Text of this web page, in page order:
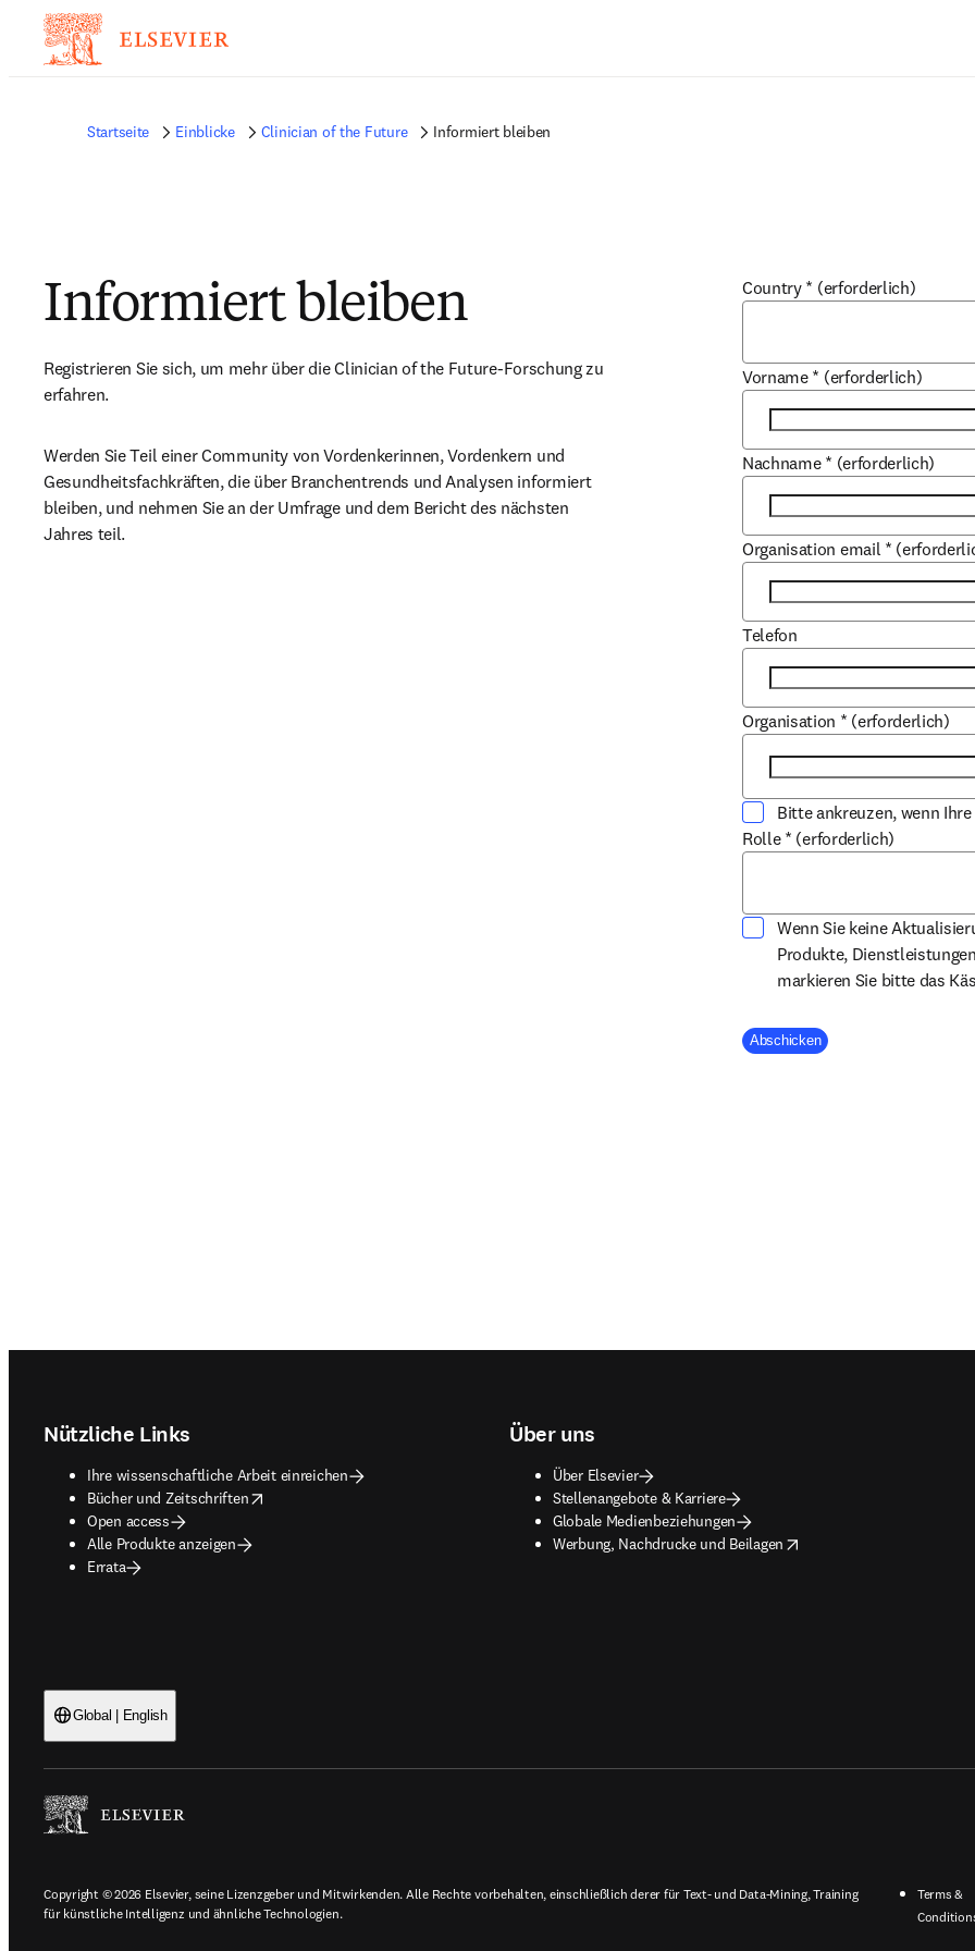
Startseite Einblicke Clinician of the Future Informiert bleiben
Informiert bleiben
Registrieren Sie sich, um mehr über die Clinician of the Future-Forschung zu
erfahren.
Werden Sie Teil einer Community von Vordenkerinnen, Vordenkern und
Gesundheitsfachkräften, die über Branchentrends und Analysen informiert
bleiben, und nehmen Sie an der Umfrage und dem Bericht des nächsten
Jahres teil.
Country * (erforderlich)
Vorname * (erforderlich)
Nachname * (erforderlich)
Organisation email *
Telefon
Organisation * (erforderlich)
Bitte ankreuzen, wenn
Rolle * (erforderlich)
Wenn Sie keine
Produkte,
markieren Sie bitte das
Company Division
Abschicken
Nützliche Links
Ihre wissenschaftliche Arbeit einreichen
Bücher und Zeitschriften
opens in new tab/window
Open access
Alle Produkte anzeigen
Errata
Über uns
Über Elsevier
Stellenangebote & Karriere
Globale Medienbeziehungen
Werbung, Nachdrucke und Beilagen
opens in new tab/window
Global | English
Copyright © 2026 Elsevier, seine Lizenzgeber und Mitwirkenden. Alle Rechte vorbehalten, einschließlich derer für Text- und Data-Mining, Training
für künstliche Intelligenz und ähnliche Technologien.
Terms &